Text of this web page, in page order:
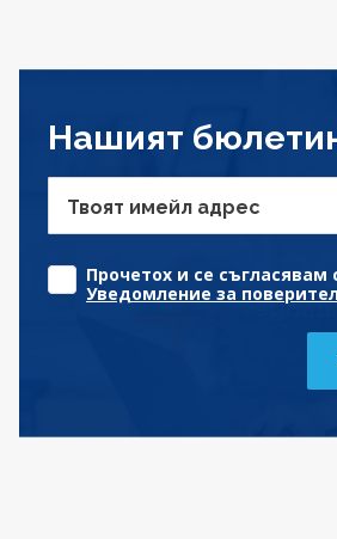
Нашият
Твоят имейл адрес
Прочетох и се съгласявам
Уведомление за